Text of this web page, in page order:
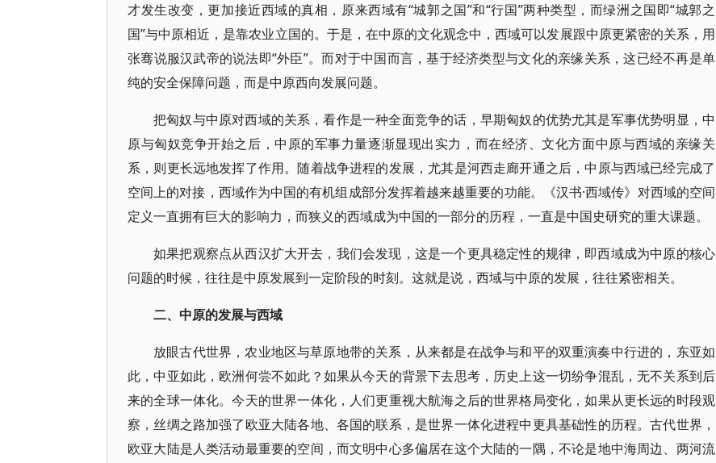
才发生改变，更加接近西域的真相，原来西域有“城郭之国”和“行国”两种类型，而绿洲之国即“城郭之
国”与中原相近，是靠农业立国的。于是，在中原的文化观念中，西域可以发展跟中原更紧密的关系，用
张骞说服汉武帝的说法即“外臣”。而对于中国而言，基于经济类型与文化的亲缘关系，这已经不再是单
纯的安全保障问题，而是中原西向发展问题。
把匈奴与中原对西域的关系，看作是一种全面竞争的话，早期匈奴的优势尤其是军事优势明显，中
原与匈奴竞争开始之后，中原的军事力量逐渐显现出实力，而在经济、文化方面中原与西域的亲缘关
系，则更长远地发挥了作用。随着战争进程的发展，尤其是河西走廊开通之后，中原与西域已经完成了
空间上的对接，西域作为中国的有机组成部分发挥着越来越重要的功能。《汉书·西域传》对西域的空间
定义一直拥有巨大的影响力，而狭义的西域成为中国的一部分的历程，一直是中国史研究的重大课题。
如果把观察点从西汉扩大开去，我们会发现，这是一个更具稳定性的规律，即西域成为中原的核心
问题的时候，往往是中原发展到一定阶段的时刻。这就是说，西域与中原的发展，往往紧密相关。
二、中原的发展与西域
放眼古代世界，农业地区与草原地带的关系，从来都是在战争与和平的双重演奏中行进的，东亚如
此，中亚如此，欧洲何尝不如此？如果从今天的背景下去思考，历史上这一切纷争混乱，无不关系到后
来的全球一体化。今天的世界一体化，人们更重视大航海之后的世界格局变化，如果从更长远的时段观
察，丝绸之路加强了欧亚大陆各地、各国的联系，是世界一体化进程中更具基础性的历程。古代世界，
欧亚大陆是人类活动最重要的空间，而文明中心多偏居在这个大陆的一隅，不论是地中海周边、两河流